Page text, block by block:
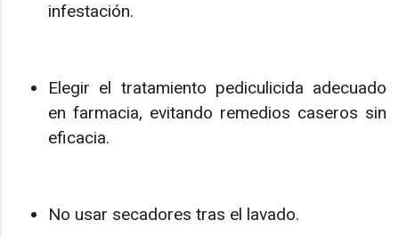
infestación.
Elegir el tratamiento pediculicida adecuado
en farmacia, evitando remedios caseros sin
eficacia.
No usar secadores tras el lavado.